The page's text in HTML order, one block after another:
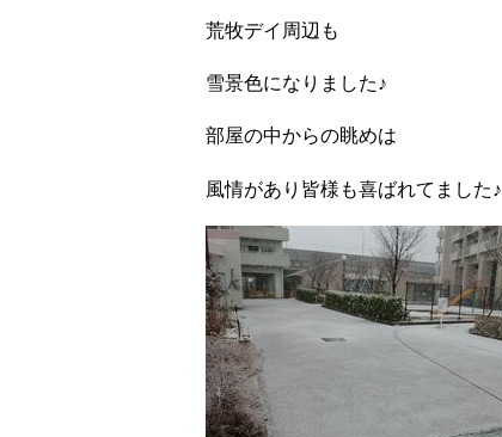
荒牧デイ周辺も
雪景色になりました♪
部屋の中からの眺めは
風情があり皆様も喜ばれてました♪